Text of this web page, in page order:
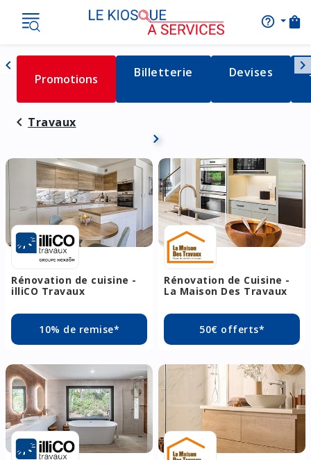
help_outline AIDE
shopping_bag
chevron_left
Naviguer vers la gauche
Détail de la catégorie
Promotions Détail de la catégorie
Billetterie Détail de la
Devises chevron_right
Travaux
Rénovation de cuisine -
illiCO Travaux
10% de remise*
Rénovation de Cuisine -
La Maison Des Travaux
50€ offerts*